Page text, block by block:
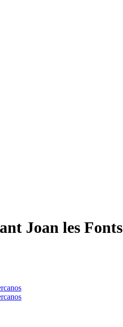
Joan les Fonts